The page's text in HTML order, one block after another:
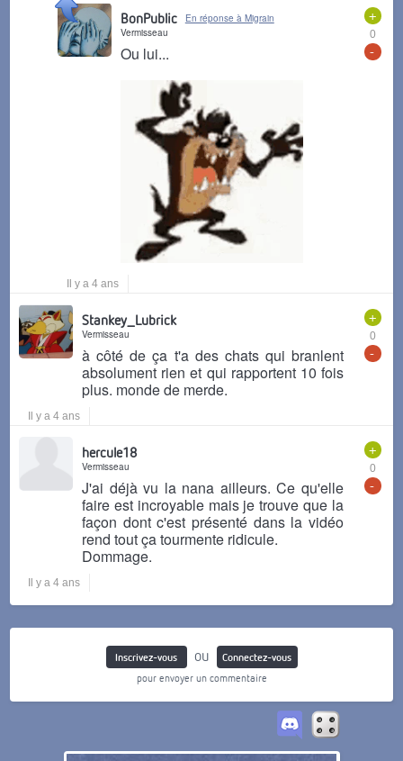
+
0
-
BonPublic
En réponse à Migrain
Vermisseau
Ou lui...
Il y a 4 ans
+
0
-
Stankey_Lubrick
Vermisseau
à côté de ça t'a des chats qui branlent
absolument rien et qui rapportent 10 fois
plus. monde de merde.
Il y a 4 ans
+
0
-
hercule18
Vermisseau
J'ai déjà vu la nana ailleurs. Ce qu'elle
faire est incroyable mais je trouve que la
façon dont c'est présenté dans la vidéo
rend tout ça tourmente ridicule.
Dommage.
Il y a 4 ans
Inscrivez-vous ou
Connectez-vous
pour envoyer un commentaire